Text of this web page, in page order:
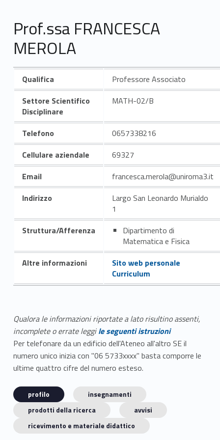
Prof.ssa FRANCESCA
MEROLA
Qualifica
Professore Associato
Settore Scientifico
Disciplinare
MATH-02/B
Telefono
0657338216
Cellulare aziendale
69327
Email
francesca.merola@uniroma3.it
Indirizzo
Largo San Leonardo Murialdo
1
Struttura/Afferenza
Dipartimento di
Matematica e Fisica
Altre informazioni
Sito web personale
Curriculum
Qualora le informazioni riportate a lato risultino assenti,
incomplete o errate leggile seguenti istruzioni
Per telefonare da un edificio dell'Ateneo all'altro SE il
numero unico inizia con "06 5733xxxx" basta comporre le
ultime quattro cifre del numero esteso.
profilo
insegnamenti
prodotti della ricerca
avvisi
ricevimento e materiale didattico